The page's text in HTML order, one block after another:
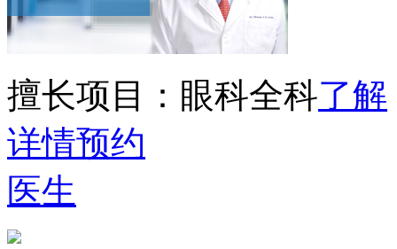
擅长项目： 眼科全科了解
详情预约
医生